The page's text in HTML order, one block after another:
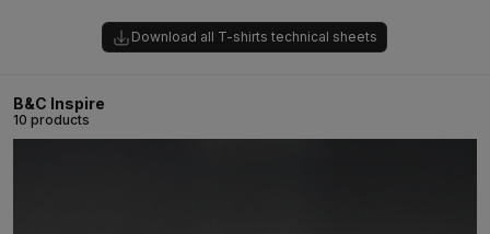
Download all T-shirts technical sheets
B&C Inspire
10 products